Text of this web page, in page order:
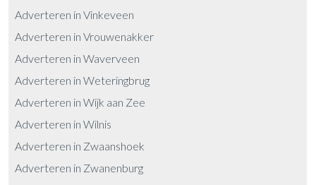
Adverteren in Vinkeveen
Adverteren in Vrouwenakker
Adverteren in Waverveen
Adverteren in Weteringbrug
Adverteren in Wijk aan Zee
Adverteren in Wilnis
Adverteren in Zwaanshoek
Adverteren in Zwanenburg